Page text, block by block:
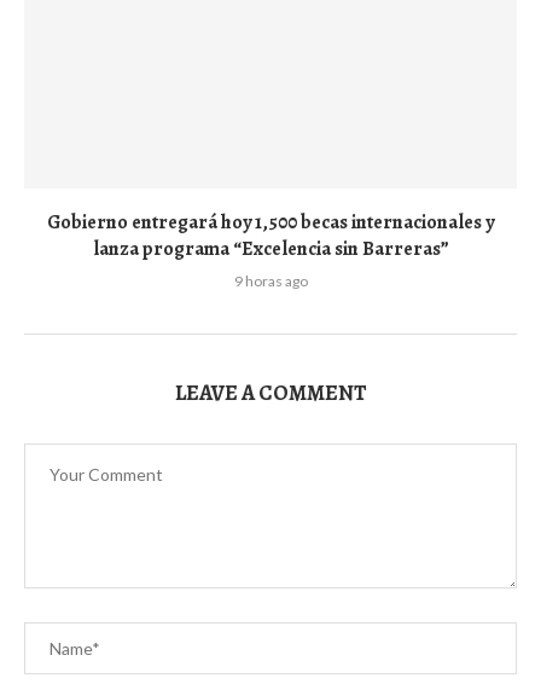
Gobierno entregará hoy 1,500 becas internacionales y
lanza programa “Excelencia sin Barreras”
9 horas ago
LEAVE A COMMENT